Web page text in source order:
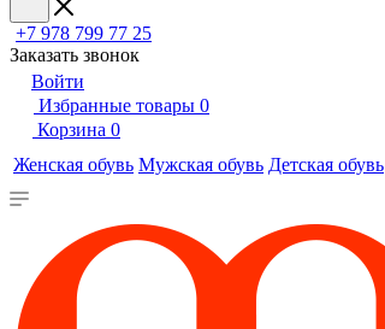
+7 978 799 77 25
Заказать звонок
Войти
Избранные товары 0
Корзина 0
Женская обувь Мужская обувь Детская обувь